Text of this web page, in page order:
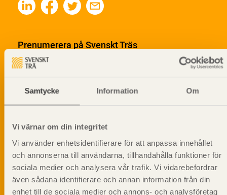
Samtycke Information Om
Vi värnar om din integritet
Vi använder enhetsidentifierare för att anpassa innehållet
och annonserna till användarna, tillhandahålla funktioner för
sociala medier och analysera vår trafik. Vi vidarebefordrar
även sådana identifierare och annan information från din
enhet till de sociala medier och annons- och analysföretag
Prenumerera på Svenskt Träs
informationsutskick!